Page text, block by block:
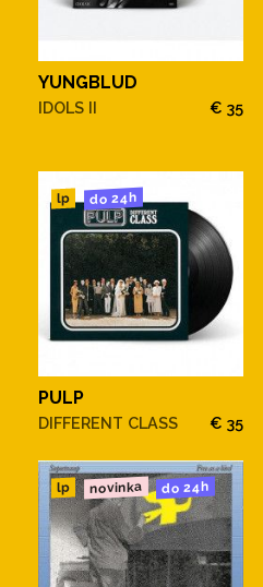
YUNGBLUD
IDOLS II € 35
lp do 24h
PULP
DIFFERENT CLASS € 35
lp novinka do 24h